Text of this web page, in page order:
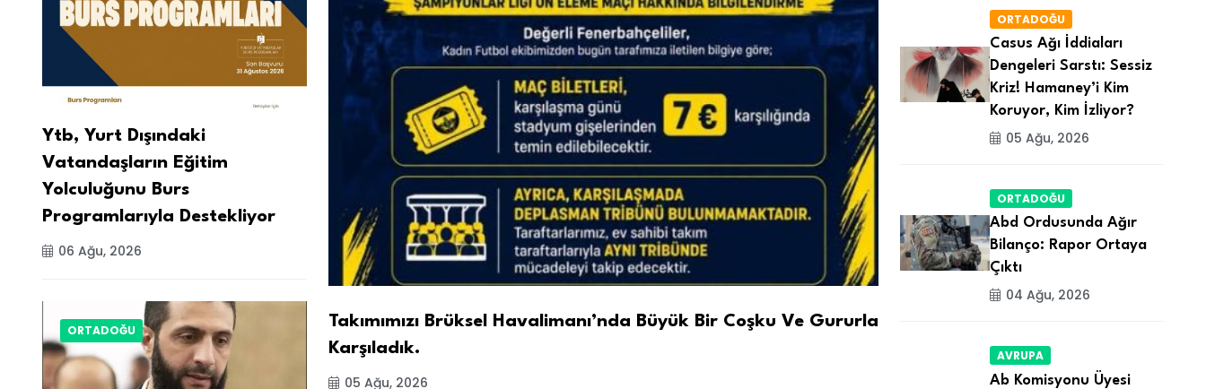
Ytb, Yurt Dışındaki
Vatandaşların Eğitim
Yolculuğunu Burs
Programlarıyla Destekliyor
06 Ağu, 2026
ORTADOĞU
Takımımızı Brüksel Havalimanı’nda Büyük Bir Coşku Ve Gururla
Karşıladık.
05 Ağu, 2026
ORTADOĞU
Casus Ağı İddiaları
Dengeleri Sarstı: Sessiz
Kriz! Hamaney’i Kim
Koruyor, Kim İzliyor?
05 Ağu, 2026
ORTADOĞU
Abd Ordusunda Ağır
Bilanço: Rapor Ortaya
Çıktı
04 Ağu, 2026
AVRUPA
Ab Komisyonu Üyesi